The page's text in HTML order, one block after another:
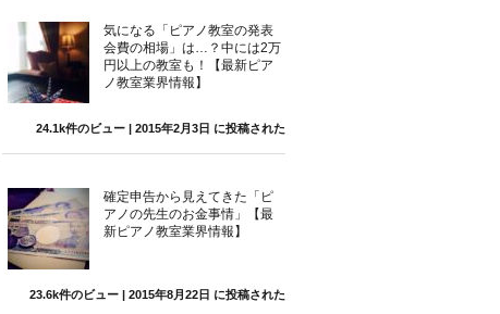
気になる「ピアノ教室の発表
会費の相場」は…？中には2万
円以上の教室も！【最新ピア
ノ教室業界情報】
24.1k件のビュー | 2015年2月3日 に投稿された
確定申告から見えてきた「ピ
アノの先生のお金事情」【最
新ピアノ教室業界情報】
23.6k件のビュー | 2015年8月22日 に投稿された